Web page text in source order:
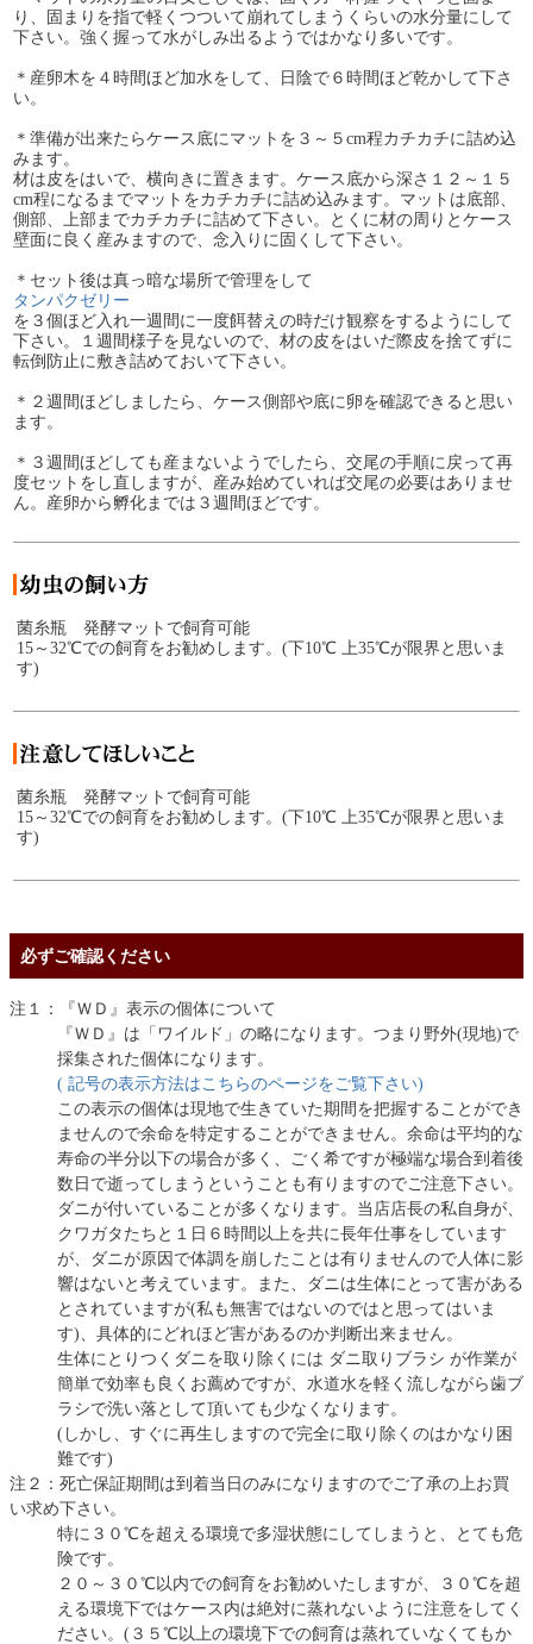
り、固まりを指で軽くつついて崩れてしまうくらいの水分量にして
下さい。強く握って水がしみ出るようではかなり多いです。
＊産卵木を４時間ほど加水をして、日陰で６時間ほど乾かして下さ
い。
＊準備が出来たらケース底にマットを３～５cm程カチカチに詰め込
みます。
材は皮をはいで、横向きに置きます。ケース底から深さ１２～１５
cm程になるまでマットをカチカチに詰め込みます。マットは底部、
側部、上部までカチカチに詰めて下さい。とくに材の周りとケース
壁面に良く産みますので、念入りに固くして下さい。
＊セット後は真っ暗な場所で管理をして
タンパクゼリー
を３個ほど入れ一週間に一度餌替えの時だけ観察をするようにして
下さい。１週間様子を見ないので、材の皮をはいだ際皮を捨てずに
転倒防止に敷き詰めておいて下さい。
＊２週間ほどしましたら、ケース側部や底に卵を確認できると思い
ます。
＊３週間ほどしても産まないようでしたら、交尾の手順に戻って再
度セットをし直しますが、産み始めていれば交尾の必要はありませ
ん。産卵から孵化までは３週間ほどです。
菌糸瓶 発酵マットで飼育可能
15～32℃での飼育をお勧めします。(下10℃ 上35℃が限界と思いま
す)
菌糸瓶 発酵マットで飼育可能
15～32℃での飼育をお勧めします。(下10℃ 上35℃が限界と思いま
す)
必ずご確認ください
注１：『ＷＤ』表示の個体について
『ＷＤ』は「ワイルド」の略になります。つまり野外(現地)で
採集された個体になります。
( 記号の表示方法はこちらのページをご覧下さい)
この表示の個体は現地で生きていた期間を把握することができ
ませんので余命を特定することができません。余命は平均的な
寿命の半分以下の場合が多く、ごく希ですが極端な場合到着後
数日で逝ってしまうということも有りますのでご注意下さい。
ダニが付いていることが多くなります。当店店長の私自身が、
クワガタたちと１日６時間以上を共に長年仕事をしています
が、ダニが原因で体調を崩したことは有りませんので人体に影
響はないと考えています。また、ダニは生体にとって害がある
とされていますが(私も無害ではないのではと思ってはいま
す)、具体的にどれほど害があるのか判断出来ません。
生体にとりつくダニを取り除くには ダニ取りブラシ が作業が
簡単で効率も良くお薦めですが、水道水を軽く流しながら歯ブ
ラシで洗い落として頂いても少なくなります。
(しかし、すぐに再生しますので完全に取り除くのはかなり困
難です)
注２：死亡保証期間は到着当日のみになりますのでご了承の上お買
い求め下さい。
特に３０℃を超える環境で多湿状態にしてしまうと、とても危
険です。
２０～３０℃以内での飼育をお勧めいたしますが、３０℃を超
える環境下ではケース内は絶対に蒸れないように注意をしてく
ださい。(３５℃以上の環境下での飼育は蒸れていなくてもか